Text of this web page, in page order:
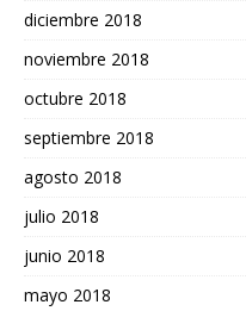
diciembre 2018
noviembre 2018
octubre 2018
septiembre 2018
agosto 2018
julio 2018
junio 2018
mayo 2018